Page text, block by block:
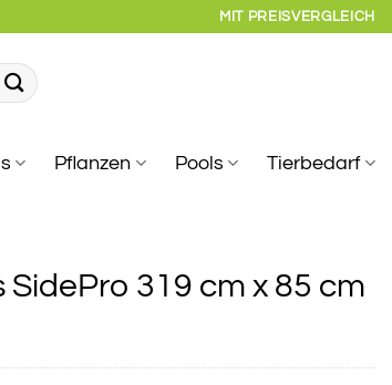
MIT PREISVERGLEICH
Pflanzen Pools Tierbedarf
319 cm x 85 cm